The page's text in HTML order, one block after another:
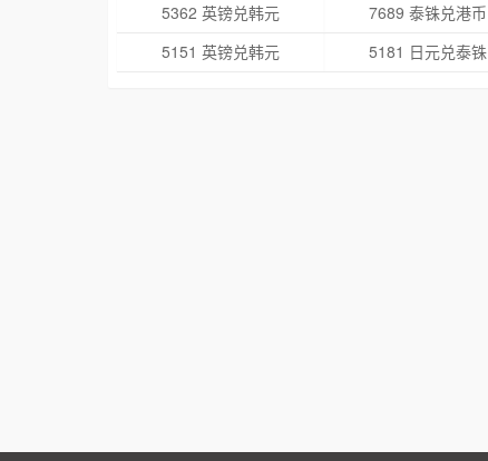
5362 英镑兑韩元
7689 泰铢兑港币
5151 英镑兑韩元
5181 日元兑泰铢